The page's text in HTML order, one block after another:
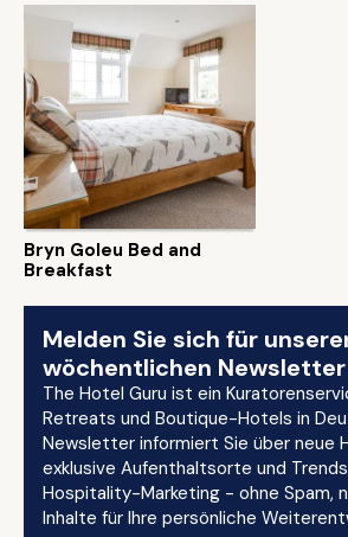
Bryn Goleu Bed and
Breakfast
Melden Sie sich für
wöchentlichen Newsletter
The Hotel Guru ist ein
Retreats und Boutique-Hotels in
Newsletter informiert Sie über neue
exklusive Aufenthaltsorte und
Hospitality-Marketing - ohne Spam,
Inhalte für Ihre persönliche